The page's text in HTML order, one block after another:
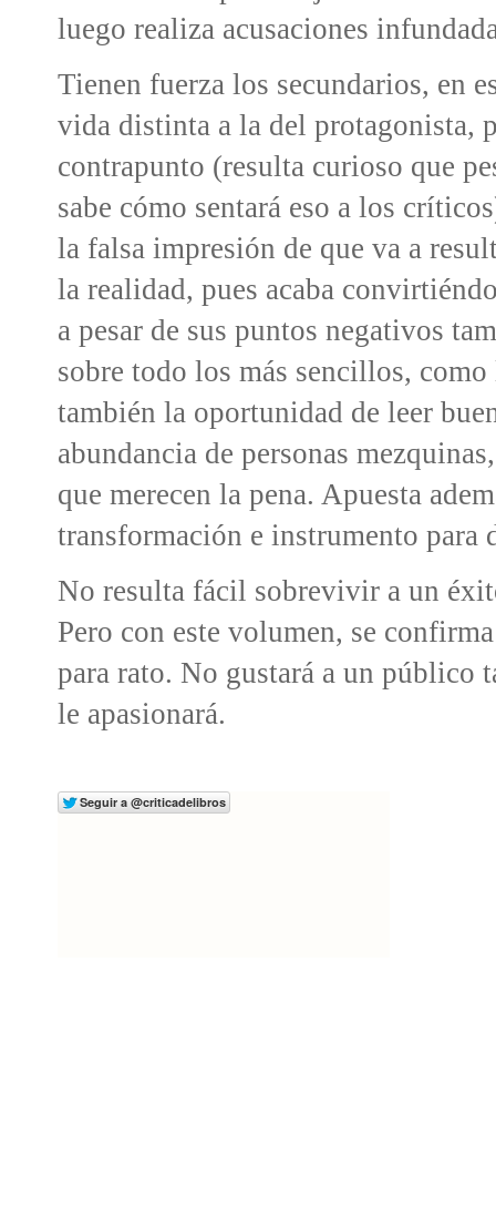
luego realiza acusaciones
Tienen fuerza los secundarios, en
vida distinta a la del protagonista,
contrapunto (resulta curioso que
sabe cómo sentará eso a los
la falsa impresión de que va a
la realidad, pues acaba
a pesar de sus puntos negativos
sobre todo los más sencillos,
también la oportunidad de leer
abundancia de personas
que merecen la pena. Apuesta
transformación e instrumento para
No resulta fácil sobrevivir a un
Pero con este volumen, se
para rato. No gustará a un público
le apasionará.